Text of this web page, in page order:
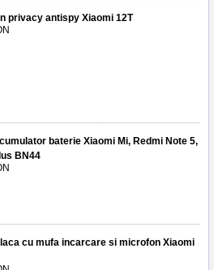
privacy antispy Xiaomi 12T
baterie Xiaomi Mi, Redmi Note 5,
BN44
cu mufa incarcare si microfon Xiaomi